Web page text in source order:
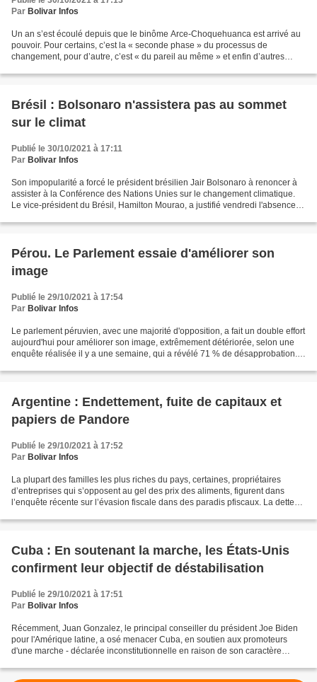
Par Bolivar Infos
Un an s’est écoulé depuis que le binôme Arce-Choquehuanca est arrivé au
pouvoir. Pour certains, c’est la « seconde phase » du processus de
changement, pour d’autre, c’est « du pareil au même » et enfin d’autres
Brésil : Bolsonaro n'assistera pas au sommet
sur le climat
Publié le 30/10/2021 à 17:11
Par Bolivar Infos
Son impopularité a forcé le président brésilien Jair Bolsonaro à renoncer à
assister à la Conférence des Nations Unies sur le changement climatique.
Le vice-président du Brésil, Hamilton Mourao, a justifié vendredi l'absence
Pérou. Le Parlement essaie d'améliorer son
image
Publié le 29/10/2021 à 17:54
Par Bolivar Infos
Le parlement péruvien, avec une majorité d'opposition, a fait un double effort
aujourd'hui pour améliorer son image, extrêmement détériorée, selon une
enquête réalisée il y a une semaine, qui a révélé 71 % de désapprobation.
Argentine : Endettement, fuite de capitaux et
papiers de Pandore
Publié le 29/10/2021 à 17:52
Par Bolivar Infos
La plupart des familles les plus riches du pays, certaines, propriétaires
d’entreprises qui s’opposent au gel des prix des aliments, figurent dans
l’enquête récente sur l’évasion fiscale dans des paradis pfiscaux. La dette
Cuba : En soutenant la marche, les États-Unis
confirment leur objectif de déstabilisation
Publié le 29/10/2021 à 17:51
Par Bolivar Infos
Récemment, Juan Gonzalez, le principal conseiller du président Joe Biden
pour l'Amérique latine, a osé menacer Cuba, en soutien aux promoteurs
d'une marche - déclarée inconstitutionnelle en raison de son caractère